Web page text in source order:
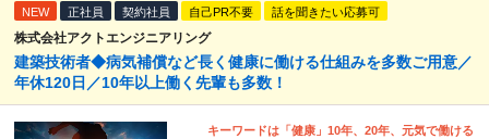
NEW 正社員 契約社員 自己PR不要 話を聞きたい応募可
株式会社アクトエンジニアリング
建築技術者◆病気補償など長く健康に働ける仕組みを多数ご用意／
年休120日／10年以上働く先輩も多数！
キーワードは「健康」10年、20年、元気で働ける